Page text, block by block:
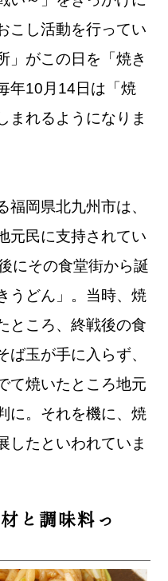
こし活動を行ってい
」がこの日を「焼き
年10月14日は「焼
まれるようになりま
福岡県北九州市は、
元民に支持されてい
にその食堂街から誕
うどん」。当時、焼
ところ、終戦後の食
ば玉が手に入らず、
て焼いたところ地元
に。それを機に、焼
したといわれていま
と調味料っ